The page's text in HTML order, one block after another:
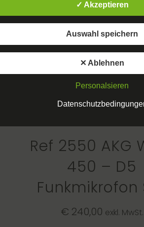
Ref 2550 AKG
450 – D5
Funkmikrofon
€ 240,00 exkl. MwSt.
✓ Akzeptieren
Auswahl speichern
✕ Ablehnen
Personalsieren